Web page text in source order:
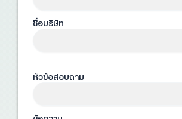
ชื่อบริษัท
หัวข้อสอบถาม